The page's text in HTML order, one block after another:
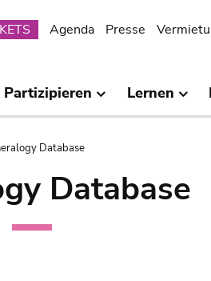
Agenda Presse
Partizipieren Lernen
Database
Database